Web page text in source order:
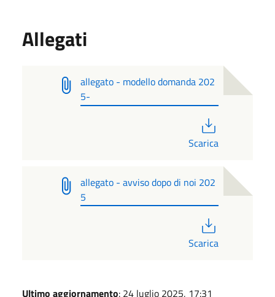
Allegati
allegato - modello domanda 202
5-
Scarica
allegato - avviso dopo di noi 202
5
Scarica
Ultimo aggiornamento: 24 luglio 2025, 17:31